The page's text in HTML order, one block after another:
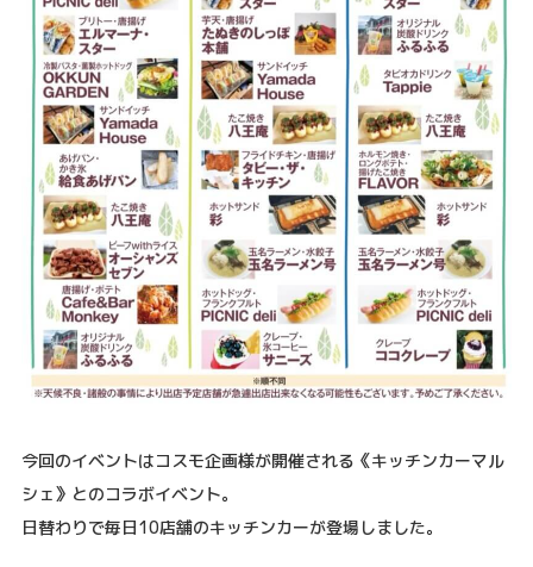
今回のイベントはコスモ企画様が開催される《キッチンカーマル
シェ》とのコラボイベント。
日替わりで毎日10店舗のキッチンカーが登場しました。